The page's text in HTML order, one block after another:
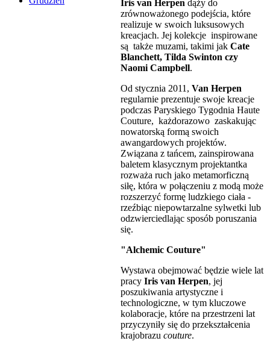
Iris van Herpen dąży do
zrównoważonego podejścia, które
realizuje w swoich luksusowych
kreacjach. Jej kolekcje inspirowane
są także muzami, takimi jak Cate
Blanchett, Tilda Swinton czy
Naomi Campbell.
Od stycznia 2011, Van Herpen
regularnie prezentuje swoje kreacje
podczas Paryskiego Tygodnia Haute
Couture, każdorazowo zaskakując
nowatorską formą swoich
awangardowych projektów.
Związana z tańcem, zainspirowana
baletem klasycznym projektantka
rozważa ruch jako metamorficzną
siłę, która w połączeniu z modą może
rozszerzyć formę ludzkiego ciała -
rzeźbiąc niepowtarzalne sylwetki lub
odzwierciedlając sposób poruszania
się.
"Alchemic Couture"
Wystawa obejmować będzie wiele lat
pracy Iris van Herpen, jej
poszukiwania artystyczne i
technologiczne, w tym kluczowe
kolaboracje, które na przestrzeni lat
przyczyniły się do przekształcenia
krajobrazu couture.